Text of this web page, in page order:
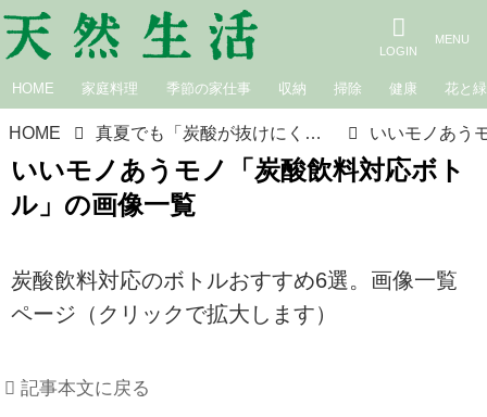
HOME 家庭料理 季節の家仕事 収納 掃除 健康 花と緑
HOME 真夏でも「炭酸が抜けにくい」マイボトルのおすすめ6選。国内外の人気ブランドをリアルな声で徹底検証／いいモノあうモノ
いいモノあうモノ「炭酸飲料対応ボト
ル」の画像一覧
炭酸飲料対応のボトルおすすめ6選。画像一覧
ページ（クリックで拡大します）
記事本文に戻る